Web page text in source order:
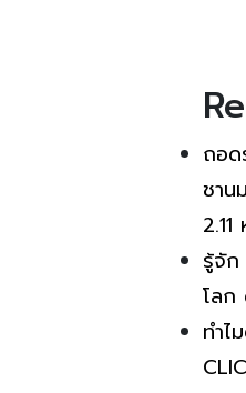
ถอด
ชาน
รู้จัก
โลก
ทำไ